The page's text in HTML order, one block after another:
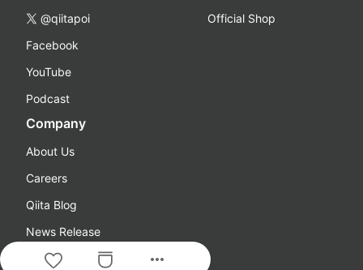
more_horiz
@qiitapoi
Facebook
YouTube
Podcast
Official Shop
Company
About Us
Careers
Qiita Blog
News Release